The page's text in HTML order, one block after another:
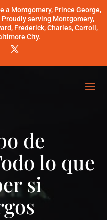
a Montgomery, Prince George,
serving Montgomery,
Frederick, Charles, Carroll,
City.
de
lo que
si